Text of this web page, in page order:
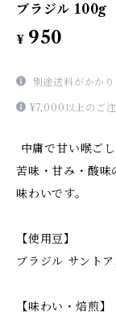
ブラジル 100g
¥ 950
別途送料がかか
¥7,000以上のご注
―― 中庸で甘い喉ごし ――
苦味・甘み・酸味
味わいです。
【使用豆】
ブラジル サント
【味わい・焙煎】